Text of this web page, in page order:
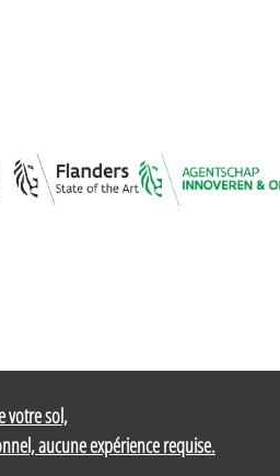
votre sol,
aucune expérience requise.